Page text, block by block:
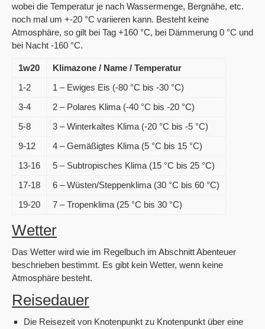
wobei die Temperatur je nach Wassermenge, Bergnähe, etc.
noch mal um +-20 °C variieren kann. Besteht keine
Atmosphäre, so gilt bei Tag +160 °C, bei Dämmerung 0 °C und
bei Nacht -160 °C.
1w20
Klimazone / Name / Temperatur
1-2
1 – Ewiges Eis (-80 °C bis -30 °C)
3-4
2 – Polares Klima (-40 °C bis -20 °C)
5-8
3 – Winterkaltes Klima (-20 °C bis -5 °C)
9-12
4 – Gemäßigtes Klima (5 °C bis 15 °C)
13-16
5 – Subtropisches Klima (15 °C bis 25 °C)
17-18
6 – Wüsten/Steppenklima (30 °C bis 60 °C)
19-20
7 – Tropenklima (25 °C bis 30 °C)
Wetter
Das Wetter wird wie im Regelbuch im Abschnitt Abenteuer
beschrieben bestimmt. Es gibt kein Wetter, wenn keine
Atmosphäre besteht.
Reisedauer
Die Reisezeit von Knotenpunkt zu Knotenpunkt über eine